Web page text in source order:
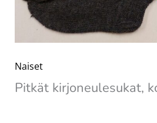
Naiset
Pitkät kirjoneulesukat,